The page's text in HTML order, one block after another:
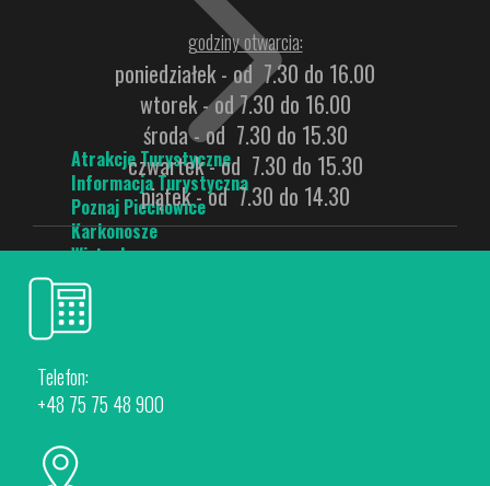
Atrakcje Turystyczne
Informacja Turystyczna
Poznaj Piechowice
Karkonosze
Wirtualny spacer
Piechowice
Rokytnice nad Jizerou
godziny otwarcia:
poniedziałek - od 7.30 do 16.00
wtorek - od 7.30 do 16.00
środa - od 7.30 do 15.30
czwartek - od 7.30 do 15.30
piątek - od 7.30 do 14.30
Telefon:
+48 75 75 48 900